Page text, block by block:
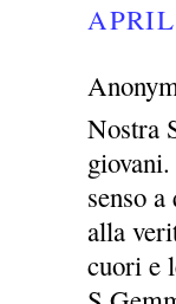
Nostra
senso
alla
cuori e